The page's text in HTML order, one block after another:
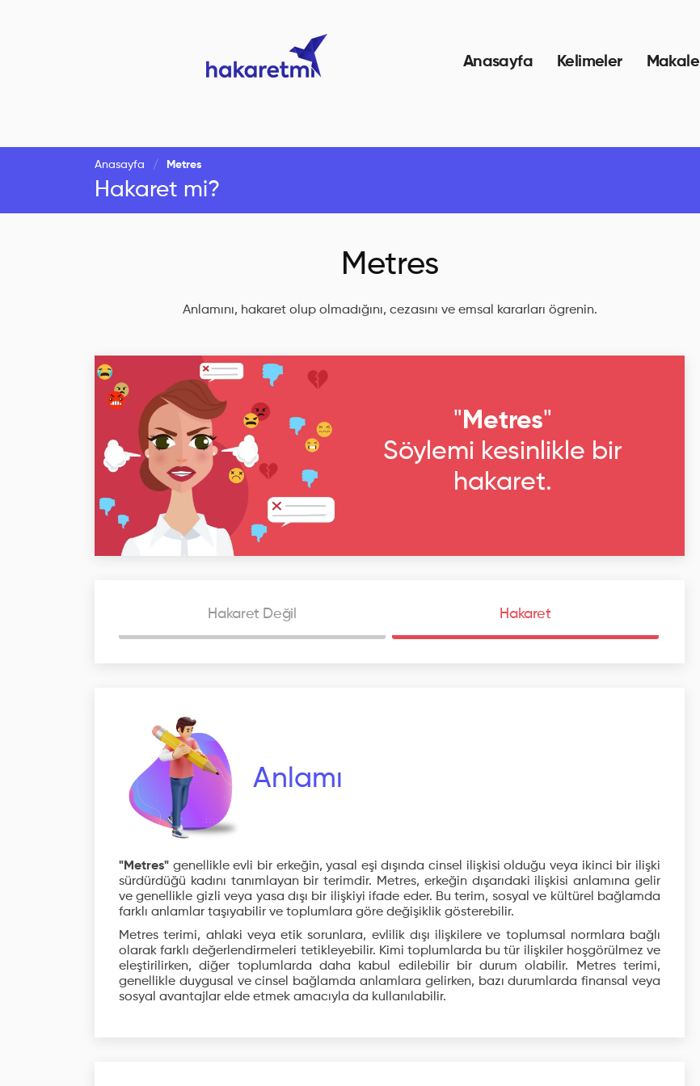
Anasayfa Kelimeler Makale
Anasayfa Metres
Hakaret mi?
Metres
Anlamını, hakaret olup olmadığını, cezasını ve emsal kararları ögrenin.
" Metres"
Söylemi kesinlikle bir
hakaret.
Hakaret Değil Hakaret
Anlamı
"Metres" genellikle evli bir erkeğin, yasal eşi dışında cinsel ilişkisi olduğu veya ikinci bir ilişki
sürdürdüğü kadını tanımlayan bir terimdir. Metres, erkeğin dışarıdaki ilişkisi anlamına gelir
ve genellikle gizli veya yasa dışı bir ilişkiyi ifade eder. Bu terim, sosyal ve kültürel bağlamda
farklı anlamlar taşıyabilir ve toplumlara göre değişiklik gösterebilir.
Metres terimi, ahlaki veya etik sorunlara, evlilik dışı ilişkilere ve toplumsal normlara bağlı
olarak farklı değerlendirmeleri tetikleyebilir. Kimi toplumlarda bu tür ilişkiler hoşgörülmez ve
eleştirilirken, diğer toplumlarda daha kabul edilebilir bir durum olabilir. Metres terimi,
genellikle duygusal ve cinsel bağlamda anlamlara gelirken, bazı durumlarda finansal veya
sosyal avantajlar elde etmek amacıyla da kullanılabilir.